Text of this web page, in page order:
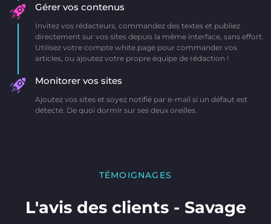
Gérer vos contenus
Invitez vos rédacteurs, commandez des textes et publiez
directement sur vos sites depuis la même interface, sans effort.
Utilisez votre compte white.page pour commander vos
articles, ou ajoutez votre propre équipe de rédaction !
Monitorer vos sites
Ajoutez vos sites et soyez notifié par e-mail si un défaut est
détecté. De quoi dormir sur ses deux oreilles.
TÉMOIGNAGES​
L'avis des clients - Savage